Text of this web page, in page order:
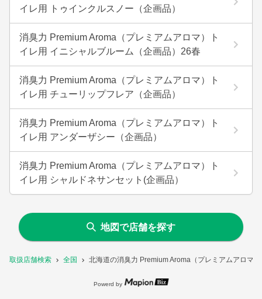
取扱店舗検索 全国 北海道の消臭力 Premium Aroma（プレミアムアロマ
イレ用 トゥインクルスノー（企画品）
消臭力 Premium Aroma（プレミアムアロマ）ト
イレ用 イニシャルブルーム（企画品）26春
消臭力 Premium Aroma（プレミアムアロマ）ト
イレ用 チューリップフレア（企画品）
消臭力 Premium Aroma（プレミアムアロマ）ト
イレ用 アンダーザシー（企画品）
消臭力 Premium Aroma（プレミアムアロマ）ト
イレ用 シャルドネサンセット(企画品）
地図で店舗を探す
Powerd by